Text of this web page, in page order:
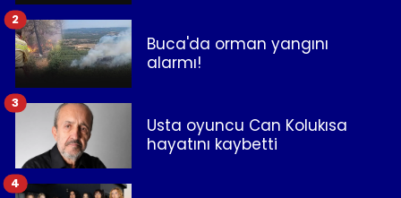
Buca'da orman yangını
alarmı!
2
Usta oyuncu Can Kolukısa
hayatını kaybetti
3
4